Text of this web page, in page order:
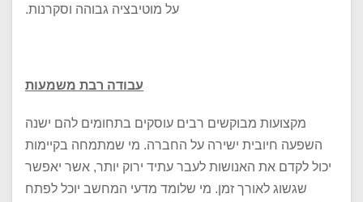
על מוטיבציה גבוהה וסקרנות.
עבודה רבת משמעות
מקצועות מבוקשים רבים עוסקים בתחומים להם ישנה
השפעה חיובית ישירה על החברה. מי שמתמחה בקיימות
יכול לקדם את האנושות לעבר עתיד ירוק יותר, אשר יאפשר
שגשוג לאורך זמן. מי שלומד מדעי המחשב יוכל לפתח